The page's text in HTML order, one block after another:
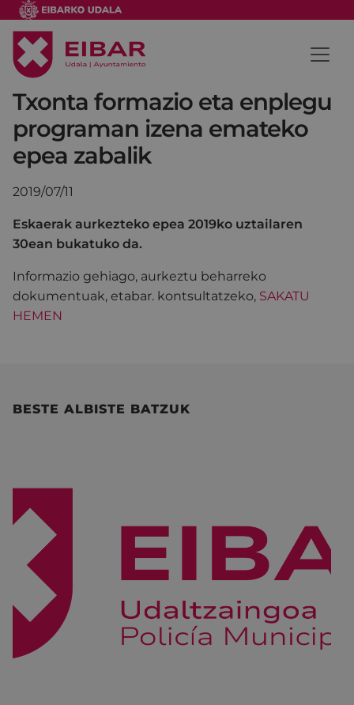
Txonta formazio eta enplegu
programan izena emateko
epea zabalik
2019/07/11
Eskaerak aurkezteko epea 2019ko uztailaren
30ean bukatuko da.
Informazio gehiago, aurkeztu beharreko
dokumentuak, etabar. kontsultatzeko, SAKATU
HEMEN
BESTE ALBISTE BATZUK